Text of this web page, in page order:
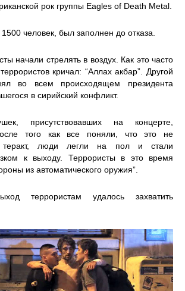
рок группы Eagles of Death Metal.
человек, был заполнен до отказа.
начали стрелять в воздух. Как это часто
кричал: “Аллах акбар”. Другой
во всем происходящем президента
в сирийский конфликт.
присутствовавших на концерте,
того как все поняли, что это не
люди легли на пол и стали
к выходу. Террористы в это время
из автоматического оружия”.
террористам удалось захватить